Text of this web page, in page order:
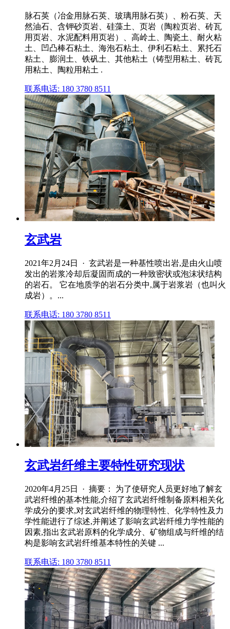
脉石英（冶金用脉石英、玻璃用脉石英）、粉石英、天
然油石、含钾砂页岩、硅藻土、页岩（陶粒页岩、砖瓦
用页岩、水泥配料用页岩）、高岭土、陶瓷土、耐火粘
土、凹凸棒石粘土、海泡石粘土、伊利石粘土、累托石
粘土、膨润土、铁矾土、其他粘土（铸型用粘土、砖瓦
用粘土、陶粒用粘土 .
联系电话: 180 3780 8511
玄武岩
2021年2月24日 · 玄武岩是一种基性喷出岩,是由火山喷
发出的岩浆冷却后凝固而成的一种致密状或泡沫状结构
的岩石。 它在地质学的岩石分类中,属于岩浆岩（也叫火
成岩）。...
联系电话: 180 3780 8511
玄武岩纤维主要特性研究现状
2020年4月25日 · 摘要： 为了使研究人员更好地了解玄
武岩纤维的基本性能,介绍了玄武岩纤维制备原料相关化
学成分的要求,对玄武岩纤维的物理特性、化学特性及力
学性能进行了综述,并阐述了影响玄武岩纤维力学性能的
因素,指出玄武岩原料的化学成分、矿物组成与纤维的结
构是影响玄武岩纤维基本特性的关键 ...
联系电话: 180 3780 8511